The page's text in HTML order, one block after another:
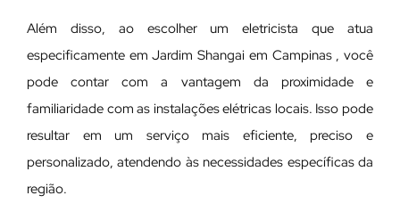
Além disso, ao escolher um eletricista que atua
especificamente em Jardim Shangai em Campinas , você
pode contar com a vantagem da proximidade e
familiaridade com as instalações elétricas locais. Isso pode
resultar em um serviço mais eficiente, preciso e
personalizado, atendendo às necessidades específicas da
região.